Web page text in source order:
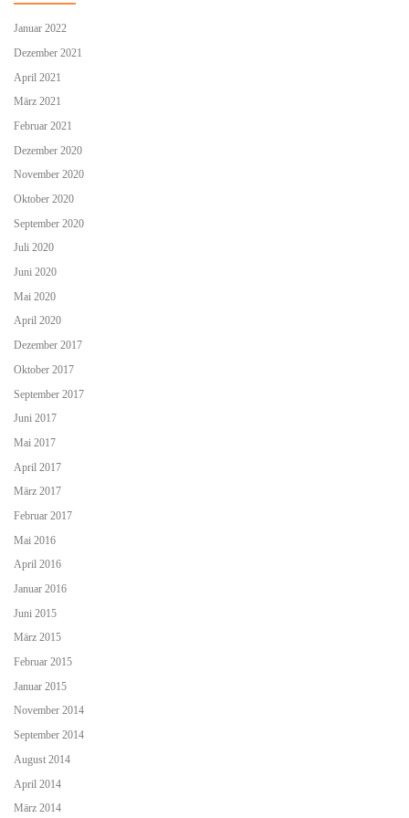
Januar 2022
Dezember 2021
April 2021
März 2021
Februar 2021
Dezember 2020
November 2020
Oktober 2020
September 2020
Juli 2020
Juni 2020
Mai 2020
April 2020
Dezember 2017
Oktober 2017
September 2017
Juni 2017
Mai 2017
April 2017
März 2017
Februar 2017
Mai 2016
April 2016
Januar 2016
Juni 2015
März 2015
Februar 2015
Januar 2015
November 2014
September 2014
August 2014
April 2014
März 2014